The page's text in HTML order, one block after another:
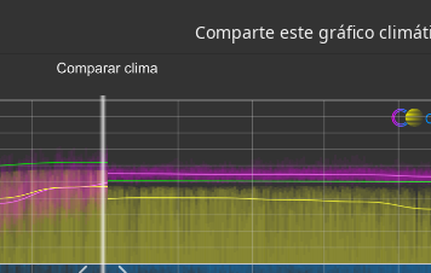
Comparte este gráfico